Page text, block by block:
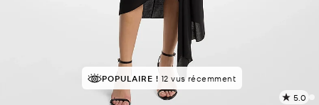
POPULAIRE ! 12 vus récemment
5.0